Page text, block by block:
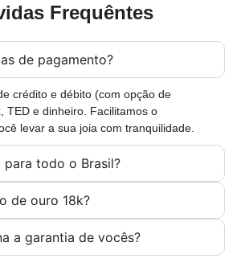
Frequêntes
de pagamento?
crédito e débito (com opção de
TED e dinheiro. Facilitamos o
levar a sua joia com tranquilidade.
para todo o Brasil?
de ouro 18k?
a garantia de vocês?